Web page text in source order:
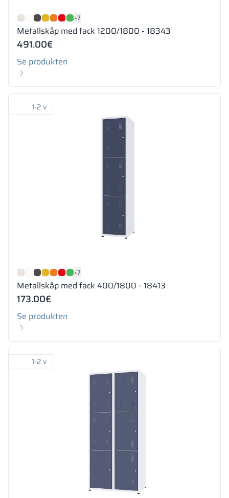
+7
Metallskåp med fack 1200/1800 - 18343
491.00€
Se produkten
1-2 v
+7
Metallskåp med fack 400/1800 - 18413
173.00€
Se produkten
1-2 v